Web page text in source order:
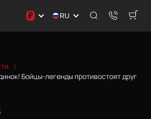
₽ RU
Бойцы-легенды противостоят друг